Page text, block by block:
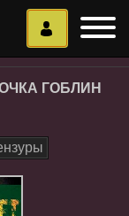
ГОБЛИН